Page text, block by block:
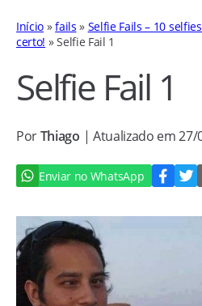
Início »fails » Selfie Fails – 10
certo! »Selfie Fail 1
Selfie Fail 1
PorThiago | Atualizado em 27/
Enviar no WhatsApp